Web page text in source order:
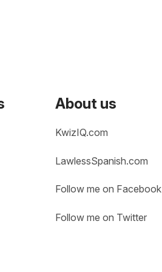
About us
KwizIQ.com
LawlessSpanish.com
Follow me on Facebook
Follow me on Twitter